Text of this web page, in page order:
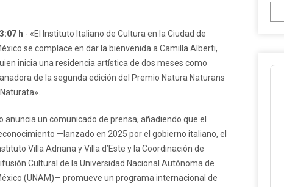
h - «El Instituto Italiano de Cultura en la Ciudad de
se complace en dar la bienvenida a Camilla Alberti,
inicia una residencia artística de dos meses como
de la segunda edición del Premio Natura Naturans
anuncia un comunicado de prensa, añadiendo que el
—lanzado en 2025 por el gobierno italiano, el
Villa Adriana y Villa d’Este y la Coordinación de
Cultural de la Universidad Nacional Autónoma de
(UNAM)— promueve un programa internacional de